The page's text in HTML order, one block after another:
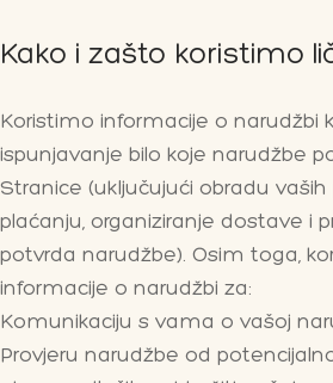
Kako i zašto koristimo
Koristimo informacije o narudžbi
ispunjavanje bilo koje narudžbe
Stranice (uključujući obradu
plaćanju, organiziranje dostave i
potvrda narudžbe). Osim toga,
informacije o narudžbi za:
Komunikaciju s vama o vašoj
Provjeru narudžbe od